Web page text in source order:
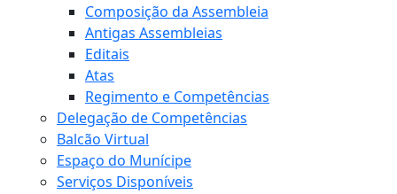
Composição da Assembleia
Antigas Assembleias
Editais
Atas
Regimento e Competências
Delegação de Competências
Balcão Virtual
Espaço do Munícipe
Serviços Disponíveis